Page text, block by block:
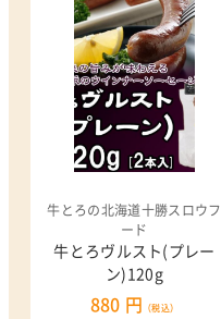
牛とろの北海道十勝スロウフ
ード
牛とろヴルスト(プレー
ン)120g
880 円 （税込）